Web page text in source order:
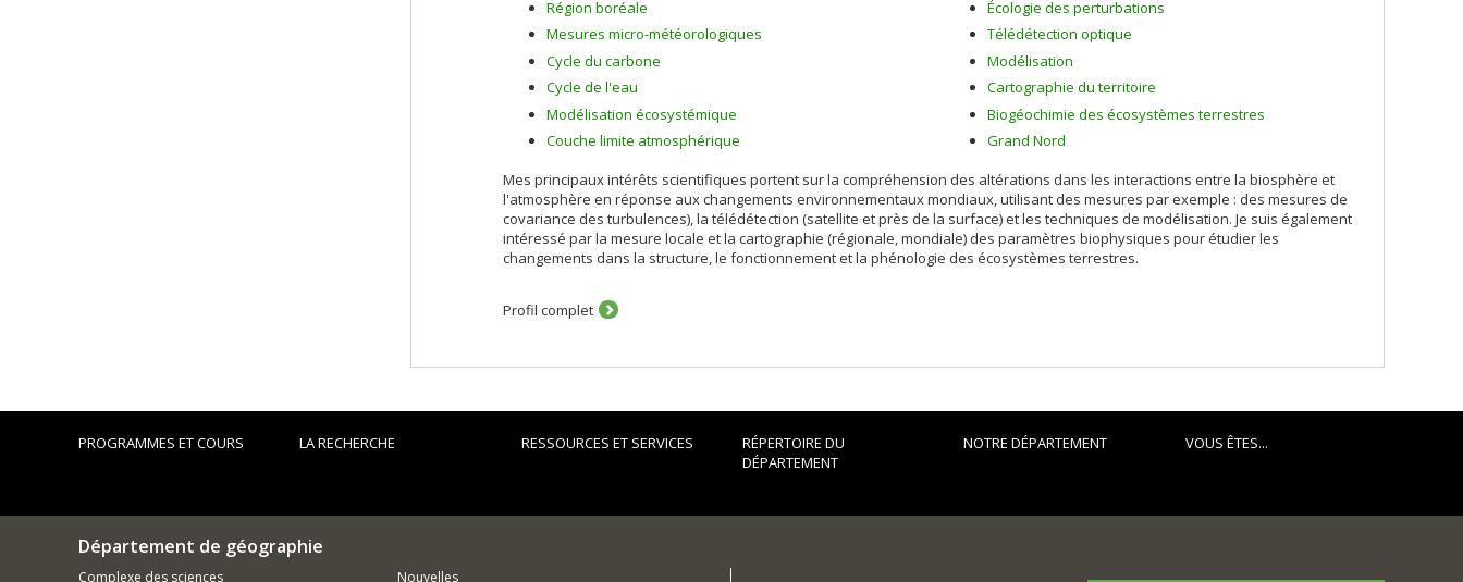
Région boréale
Mesures micro-météorologiques
Cycle du carbone
Cycle de l'eau
Modélisation écosystémique
Couche limite atmosphérique
Écologie des perturbations
Télédétection optique
Modélisation
Cartographie du territoire
Biogéochimie des écosystèmes terrestres
Grand Nord
Mes principaux intérêts scientifiques portent sur la compréhension des altérations dans les interactions entre la biosphère et
l'atmosphère en réponse aux changements environnementaux mondiaux, utilisant des mesures par exemple : des mesures de
covariance des turbulences), la télédétection (satellite et près de la surface) et les techniques de modélisation. Je suis également
intéressé par la mesure locale et la cartographie (régionale, mondiale) des paramètres biophysiques pour étudier les
changements dans la structure, le fonctionnement et la phénologie des écosystèmes terrestres.
Profil complet
PROGRAMMES ET COURS LA RECHERCHE RESSOURCES ET SERVICES
RÉPERTOIRE DU
DÉPARTEMENT
NOTRE DÉPARTEMENT VOUS ÊTES...
Département de géographie
Complexe des sciences Nouvelles